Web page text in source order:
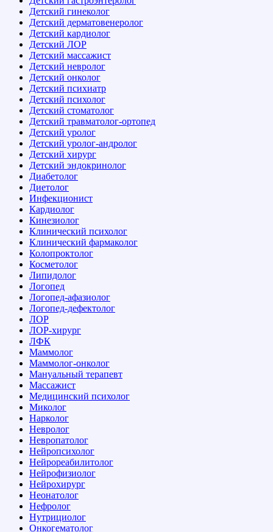
Детский гинеколог
Детский дерматовенеролог
Детский кардиолог
Детский ЛОР
Детский массажист
Детский невролог
Детский онколог
Детский психиатр
Детский психолог
Детский стоматолог
Детский травматолог-ортопед
Детский уролог
Детский уролог-андролог
Детский хирург
Детский эндокринолог
Диабетолог
Диетолог
Инфекционист
Кардиолог
Кинезиолог
Клинический психолог
Клинический фармаколог
Колопроктолог
Косметолог
Липидолог
Логопед
Логопед-афазиолог
Логопед-дефектолог
ЛОР
ЛОР-хирург
ЛФК
Маммолог
Маммолог-онколог
Мануальный терапевт
Массажист
Медицинский психолог
Миколог
Нарколог
Невролог
Невропатолог
Нейропсихолог
Нейрореабилитолог
Нейрофизиолог
Нейрохирург
Неонатолог
Нефролог
Нутрициолог
Онкогематолог